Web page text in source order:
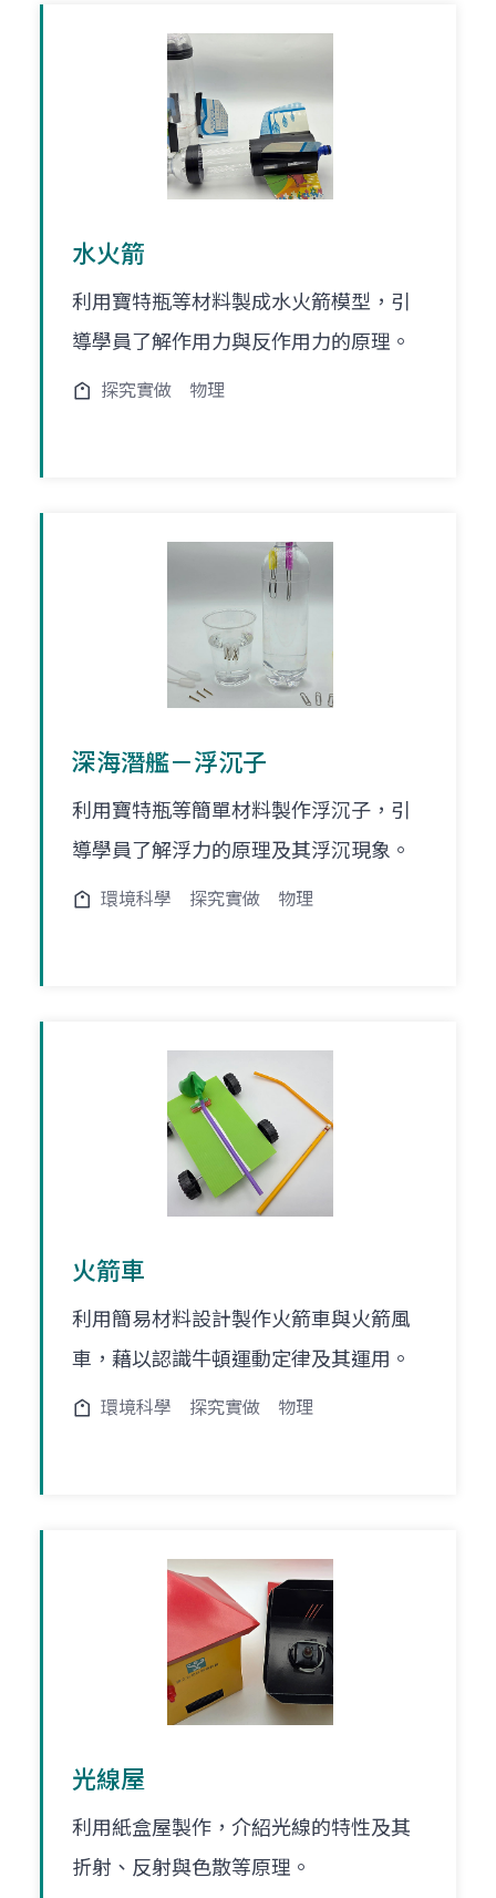
水火箭
利用寶特瓶等材料製成水火箭模型，引
導學員了解作用力與反作用力的原理。
探究實做 物理
深海潛艦－浮沉子
利用寶特瓶等簡單材料製作浮沉子，引
導學員了解浮力的原理及其浮沉現象。
環境科學 探究實做 物理
火箭車
利用簡易材料設計製作火箭車與火箭風
車，藉以認識牛頓運動定律及其運用。
環境科學 探究實做 物理
光線屋
利用紙盒屋製作，介紹光線的特性及其
折射、反射與色散等原理。